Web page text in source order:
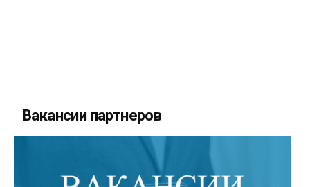
Вакансии партнеров